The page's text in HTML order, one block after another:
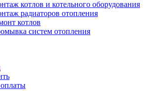
котлов и котельного оборудования
радиаторов отопления
котлов
систем отопления